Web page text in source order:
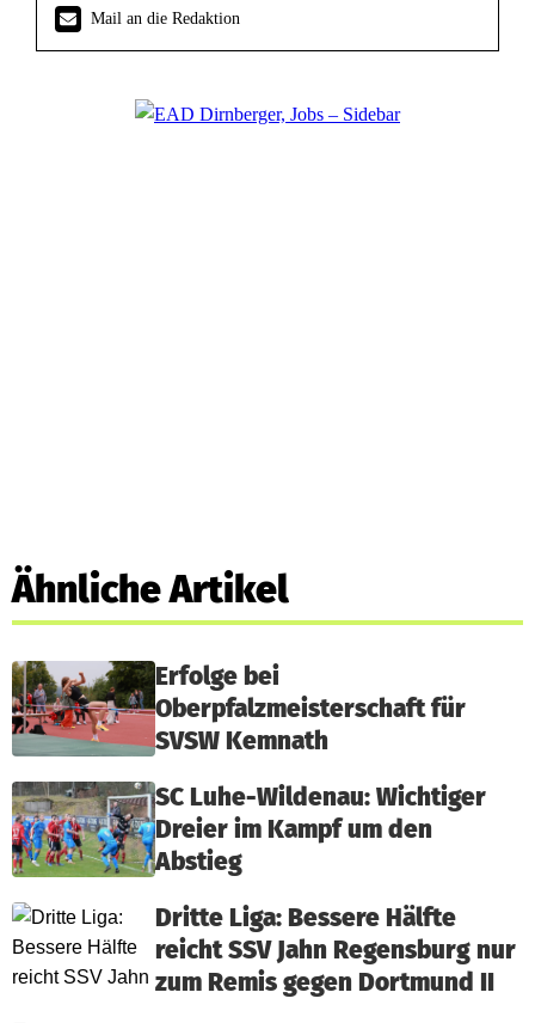
Mail an die Redaktion
Ähnliche Artikel
Erfolge bei
Oberpfalzmeisterschaft für
SVSW Kemnath
SC Luhe-Wildenau: Wichtiger
Dreier im Kampf um den
Abstieg
Dritte Liga: Bessere Hälfte
reicht SSV Jahn Regensburg nur
zum Remis gegen Dortmund II